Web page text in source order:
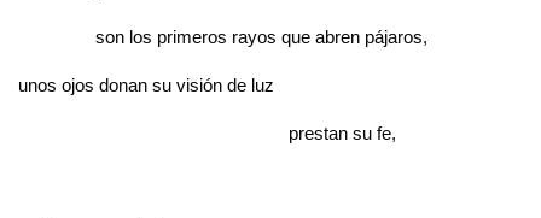
son los primeros rayos que abren pájaros,
unos ojos donan su visión de luz
prestan su fe,